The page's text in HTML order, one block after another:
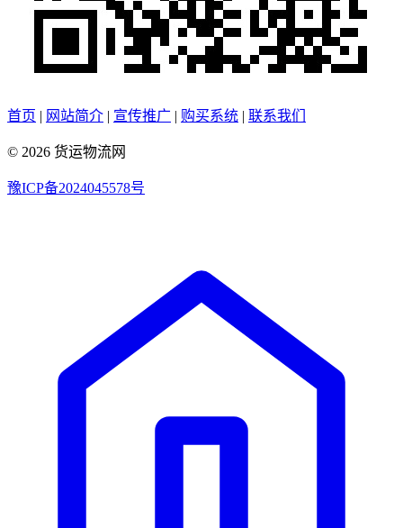
首页 | 网站简介 | 宣传推广 | 购买系统 | 联系我们
© 2026 货运物流网
豫ICP备2024045578号